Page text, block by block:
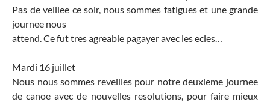
Pas de veillee ce soir, nous sommes fatigues et une grande
journee nous
attend. Ce fut tres agreable pagayer avec les ecles…
Mardi 16 juillet
Nous nous sommes reveilles pour notre deuxieme journee
de canoe avec de nouvelles resolutions, pour faire mieux